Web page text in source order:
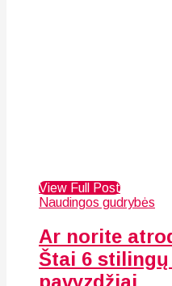
View Full Post
Naudingos gudrybės
Ar norite
Štai 6